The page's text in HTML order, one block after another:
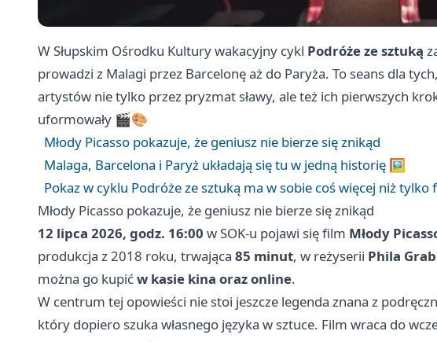
W Słupskim Ośrodku Kultury wakacyjny cykl Podróże ze sztuką
prowadzi z Malagi przez Barcelonę aż do Paryża. To seans dla
artystów nie tylko przez pryzmat sławy, ale też ich pierwszych
uformowały 🎬🎨
Młody Picasso pokazuje, że geniusz nie bierze się znikąd
Malaga, Barcelona i Paryż układają się tu w jedną historię 🖼️
Pokaz w cyklu Podróże ze sztuką ma w sobie coś więcej niż tylko
Młody Picasso pokazuje, że geniusz nie bierze się znikąd
12 lipca 2026, godz. 16:00 w SOK-u pojawi się film Młody
produkcja z 2018 roku, trwająca 85 minut, w reżyserii Phila
można go kupićw kasie kina oraz online.
W centrum tej opowieści nie stoi jeszcze legenda znana z
który dopiero szuka własnego języka w sztuce. Film wraca do